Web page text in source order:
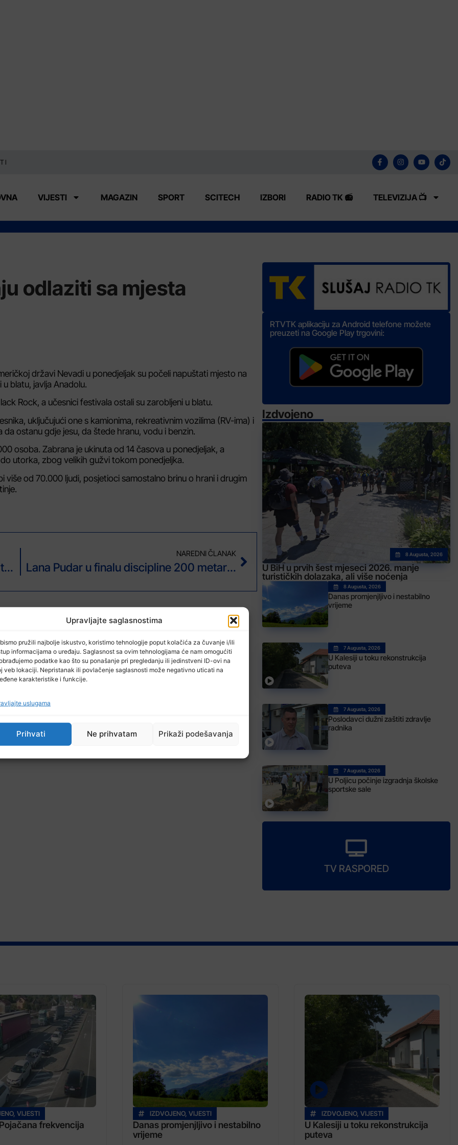
Upravljajte saglasnostima
pružili najbolje iskustvo, koristimo tehnologije poput kolačića za čuvanje i/ili
informacijama o uređaju. Saglasnost sa ovim tehnologijama će nam omogućiti
podatke kao što su ponašanje pri pregledanju ili jedinstveni ID-ovi na
veb lokaciji. Nepristanak ili povlačenje saglasnosti može negativno uticati na
karakteristike i funkcije.
uslugama
Prihvati Ne prihvatam Prikaži podešavanja
VIJESTI MAGAZIN SPORT SCITECH IZBORI RADIO TK 📻 TELEVIZIJA 📺
odlaziti sa mjesta
državi Nevadi u ponedjeljak su počeli napuštati mjesto na
blatu, javlja Anadolu.
Rock, a učesnici festivala ostali su zarobljeni u blatu.
uključujući one s kamionima, rekreativnim vozilima (RV-ima) i
ostanu gdje jesu, da štede hranu, vodu i benzin.
osoba. Zabrana je ukinuta od 14 časova u ponedjeljak, a
utorka, zbog velikih gužvi tokom ponedjeljka.
od 70.000 ljudi, posjetioci samostalno brinu o hrani i drugim
Protest u Skoplju zbog navodne zloupotrebe lijekova za oboljele od raka
NAREDNI ČLANAK
Lana Pudar u finalu discipline 200 metara delfin na Svjetskom juniorskom prvenstvu
RTVTK aplikaciju za Android telefone možete
preuzeti na Google Play trgovini:
Izdvojeno
8 Augusta, 2026
U BiH u prvih šest mjeseci 2026. manje
turističkih dolazaka, ali više noćenja
8 Augusta, 2026
Danas promjenjljivo i nestabilno
vrijeme
7 Augusta, 2026
U Kalesiji u toku rekonstrukcija
puteva
7 Augusta, 2026
Poslodavci dužni zaštiti zdravlje
radnika
7 Augusta, 2026
U Poljicu počinje izgradnja školske
sportske sale
TV RASPORED
, VIJESTI
frekvencija
IZDVOJENO, VIJESTI
Danas promjenjljivo i nestabilno
vrijeme
IZDVOJENO, VIJESTI
U Kalesiji u toku rekonstrukcija
puteva